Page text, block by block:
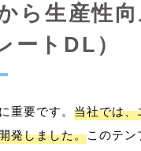
ら生産性向
ートDL）
重要です。 当社では
発しました。このテン